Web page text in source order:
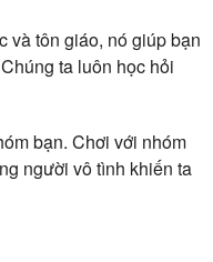
và tôn giáo, nó giúp bạn
ta luôn học hỏi
bạn. Chơi với nhóm
người vô tình khiến ta